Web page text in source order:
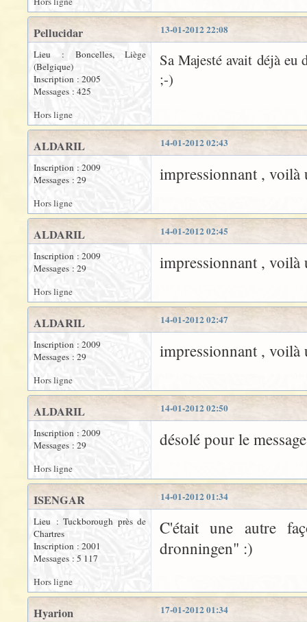
13-01-2012 22:08
Pellucidar
Lieu : Boncelles, Liège
(Belgique)
Inscription : 2005
Messages : 425
Sa Majesté avait déjà
;-)
Hors ligne
14-01-2012 02:43
ALDARIL
Inscription : 2009
Messages : 29
impressionnant ,
Hors ligne
14-01-2012 02:45
ALDARIL
Inscription : 2009
Messages : 29
impressionnant ,
Hors ligne
14-01-2012 02:47
ALDARIL
Inscription : 2009
Messages : 29
impressionnant ,
Hors ligne
14-01-2012 02:50
ALDARIL
Inscription : 2009
Messages : 29
désolé pour le
Hors ligne
14-01-2012 01:34
ISENGAR
Lieu : Tuckborough près de
Chartres
Inscription : 2001
Messages : 5 117
C'était une autre
dronningen" :)
Hors ligne
17-01-2012 01:34
Hyarion